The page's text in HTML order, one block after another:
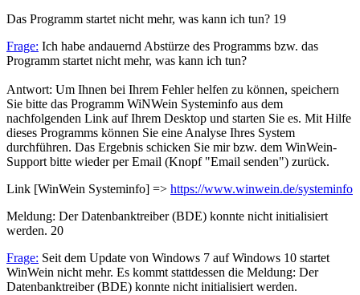
Das Programm startet nicht mehr, was kann ich tun? 19
Frage: Ich habe andauernd Abstürze des Programms bzw. das
Programm startet nicht mehr, was kann ich tun?
Antwort: Um Ihnen bei Ihrem Fehler helfen zu können, speichern
Sie bitte das Programm WiNWein Systeminfo aus dem
nachfolgenden Link auf Ihrem Desktop und starten Sie es. Mit Hilfe
dieses Programms können Sie eine Analyse Ihres System
durchführen. Das Ergebnis schicken Sie mir bzw. dem WinWein-
Support bitte wieder per Email (Knopf "Email senden") zurück.
Link [WinWein Systeminfo] => https://www.winwein.de/systeminfo
Meldung: Der Datenbanktreiber (BDE) konnte nicht initialisiert
werden. 20
Frage: Seit dem Update von Windows 7 auf Windows 10 startet
WinWein nicht mehr. Es kommt stattdessen die Meldung: Der
Datenbanktreiber (BDE) konnte nicht initialisiert werden.